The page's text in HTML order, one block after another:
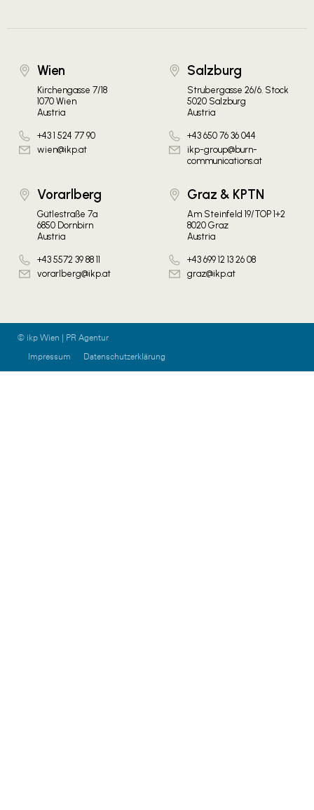
Wien
Kirchengasse 7/18
1070 Wien
Austria
+43 1 524 77 90
wien@ikp.at
Salzburg
Strubergasse 26/6. Stock
5020 Salzburg
Austria
+43 650 76 36 044
ikp-group@burn-
communications.at
Vorarlberg
Gütlestraße 7a
6850 Dornbirn
Austria
+43 5572 39 88 11
vorarlberg@ikp.at
Graz & KPTN
Am Steinfeld 19/TOP 1+2
8020 Graz
Austria
+43 699 12 13 26 08
graz@ikp.at
© ikp Wien | PR Agentur
Impressum
Datenschutzerklärung